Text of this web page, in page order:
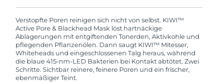
innerhalb eines Jahres ab Kaufdatum Anlass zur
Beanstandung deines FOREO-Produktes haben
solltest, bekommst du dieses Produkt von
FOREO gratis ersetzt.
Verstopfte Poren reinigen sich nicht von selbst. KIWI™
Active Pore & Blackhead Mask löst hartnäckige
Ablagerungen mit entgiftenden Tonerden, Aktivkohle und
pflegenden Pflanzenölen. Dann saugt KIWI™ Mitesser,
Whiteheads und eingeschlossenen Talg heraus, während
die blaue 415-nm-LED Bakterien bei Kontakt abtötet. Zwei
Schritte. Sichtbar reinere, feinere Poren und ein frischer,
ebenmäßiger Teint.
Vereinigte Arabische
Emirate
Vereinigtes
Königreich
Erwartete Lieferung8/8/26
Vereinigte Staaten Erwartete Lieferung8/9/26